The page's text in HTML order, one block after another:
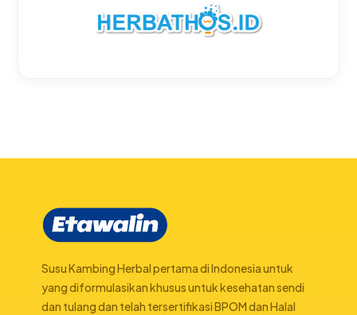
Susu Kambing Herbal pertama di Indonesia untuk
yang diformulasikan khusus untuk kesehatan sendi
dan tulang dan telah tersertifikasi BPOM dan Halal